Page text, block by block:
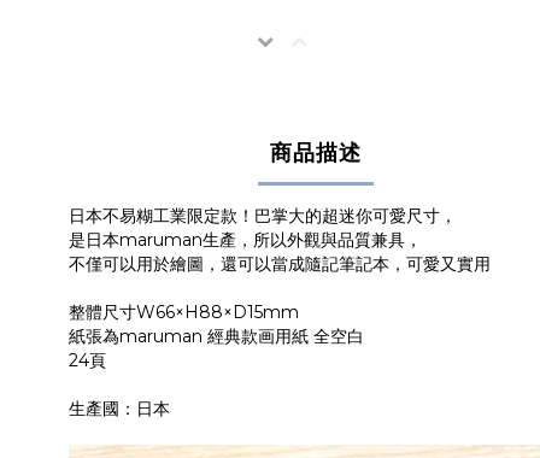
商品描述
日本不易糊工業限定款！巴掌大的超迷你可愛尺寸，
是日本maruman生產，所以外觀與品質兼具，
不僅可以用於繪圖，還可以當成隨記筆記本，可愛又實用
整體尺寸W66×H88×D15mm
紙張為maruman 經典款画用紙 全空白
24頁
生產國：日本